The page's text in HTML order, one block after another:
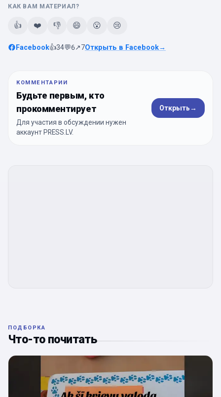
КАК ВАМ МАТЕРИАЛ?
👍 ❤️ 👎 😄 😮 😢
Facebook👍34💬6↗7Открыть в Facebook→
КОММЕНТАРИИ
Будьте первым, кто
прокомментирует
Для участия в обсуждении нужен
аккаунт PRESS.LV.
Открыть→
ПОДБОРКА
Что-то почитать